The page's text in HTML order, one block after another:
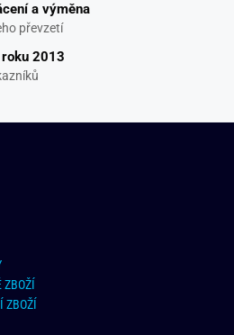
a výměna
převzetí
2013
ZBOŽÍ
ZBOŽÍ